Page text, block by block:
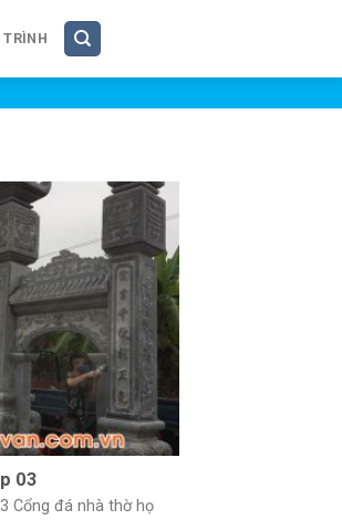
TRÌNH
03
Cổng đá nhà thờ họ